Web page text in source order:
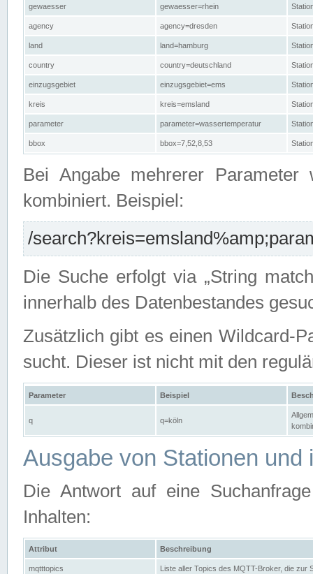
gewaesser gewaesser=rhein
agency agency=dresden
land land=hamburg
country country=deutschland
einzugsgebiet einzugsgebiet=ems
kreis kreis=emsland
parameter parameter=wassertemperatur
bbox bbox=7,52,8,53
Bei Angabe mehrerer Parameter
kombiniert. Beispiel:
/
Die Suche erfolgt via „String
innerhalb des Datenbestandes
Zusätzlich gibt es einen Wildcard-
sucht. Dieser ist nicht mit den
Parameter Beispiel
q q=köln
Ausgabe von Stationen und
Die Antwort auf eine
Inhalten:
Attribut Beschreibung
mqtttopics Liste aller Topics des MQTT-Broker, die zur